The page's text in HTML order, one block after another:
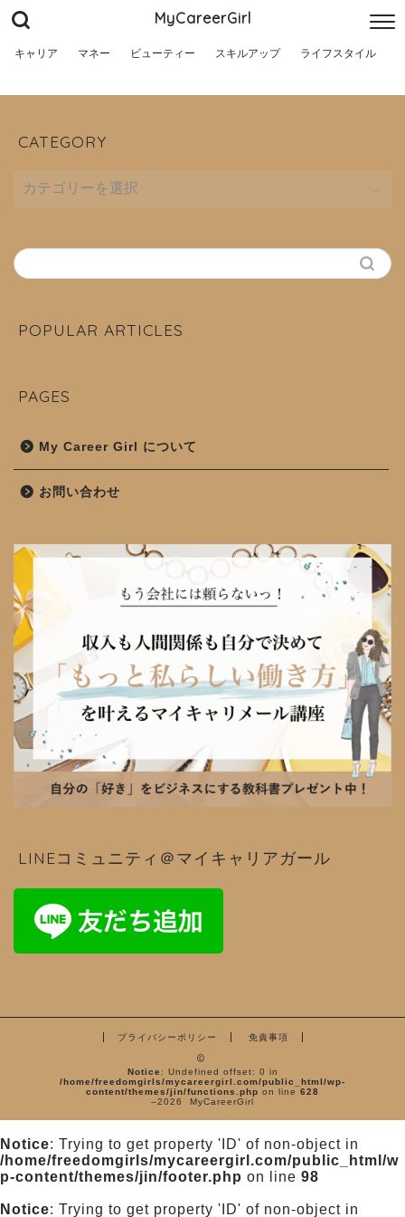
MyCareerGirl
キャリア マネー ビューティー スキルアップ ライフスタイル
CATEGORY
POPULAR ARTICLES
PAGES
My Career Girl について
お問い合わせ
LINEコミュニティ＠マイキャリアガール
プライバシーポリシー 免責事項
Notice : Undefined offset: 0 in
/home/freedomgirls/mycareergirl.com/public_html/wp-
content/themes/jin/functions.php on line 628
–2026 MyCareerGirl
Notice: Trying to get property 'ID' of non-object in
/home/freedomgirls/mycareergirl.com/public_html/w
p-content/themes/jin/footer.php on line 98
Notice: Trying to get property 'ID' of non-object in